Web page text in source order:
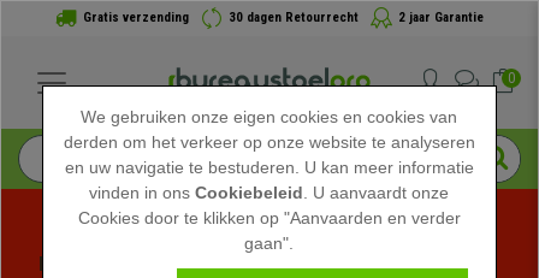
Gratis verzending 30 dagen Retourrecht 2 jaar Garantie
0
Profiteer van de Zomeruitverkoop bij bureaustoelpro!
We gebruiken onze eigen cookies en cookies van
derden om het verkeer op onze website te analyseren
en uw navigatie te bestuderen. U kan meer informatie
vinden in onsCookiebeleid . U aanvaardt onze
Cookies door te klikken op "Aanvaarden en verder
gaan".